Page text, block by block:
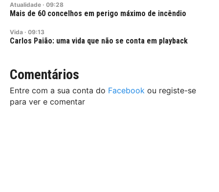
Atualidade · 09:28
Mais de 60 concelhos em perigo máximo de incêndio
Vida · 09:13
Carlos Paião: uma vida que não se conta em playback
Comentários
Entre com a sua conta do Facebook ou registe-se
para ver e comentar